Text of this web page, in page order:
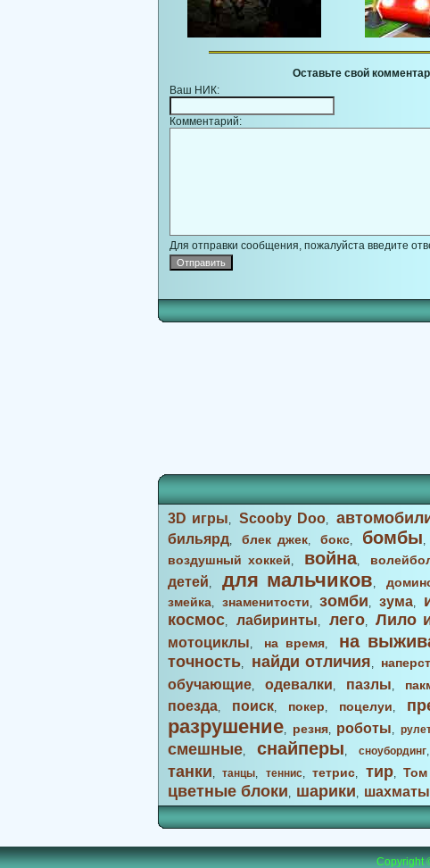
Оставьте свой
Ваш НИК:
Комментарий:
Для отправки сообщения, пожалуйста введите
3D игры,Scooby Doo,
бильярд,блек джек,бокс, бомбы,
воздушный хоккей, война,
детей, для мальчиков,
змейка, знаменитости,зомби, зума,
космос, лабиринты, лего,Лило
мотоциклы, на время, на
точность, найди отличия,
обучающие, одевалки, пазлы,
поезда, поиск, покер, поцелуи,
разрушение, резня, роботы,
смешные, снайперы, сноубординг
танки,танцы, теннис,тетрис, тир,
цветные блоки, шарики, шахматы
Copyright